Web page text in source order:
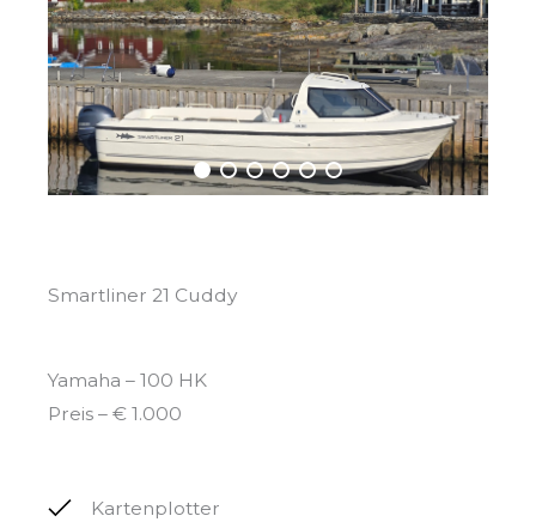
Smartliner 21 Cuddy
Yamaha – 100 HK
Preis – € 1.000
Kartenplotter